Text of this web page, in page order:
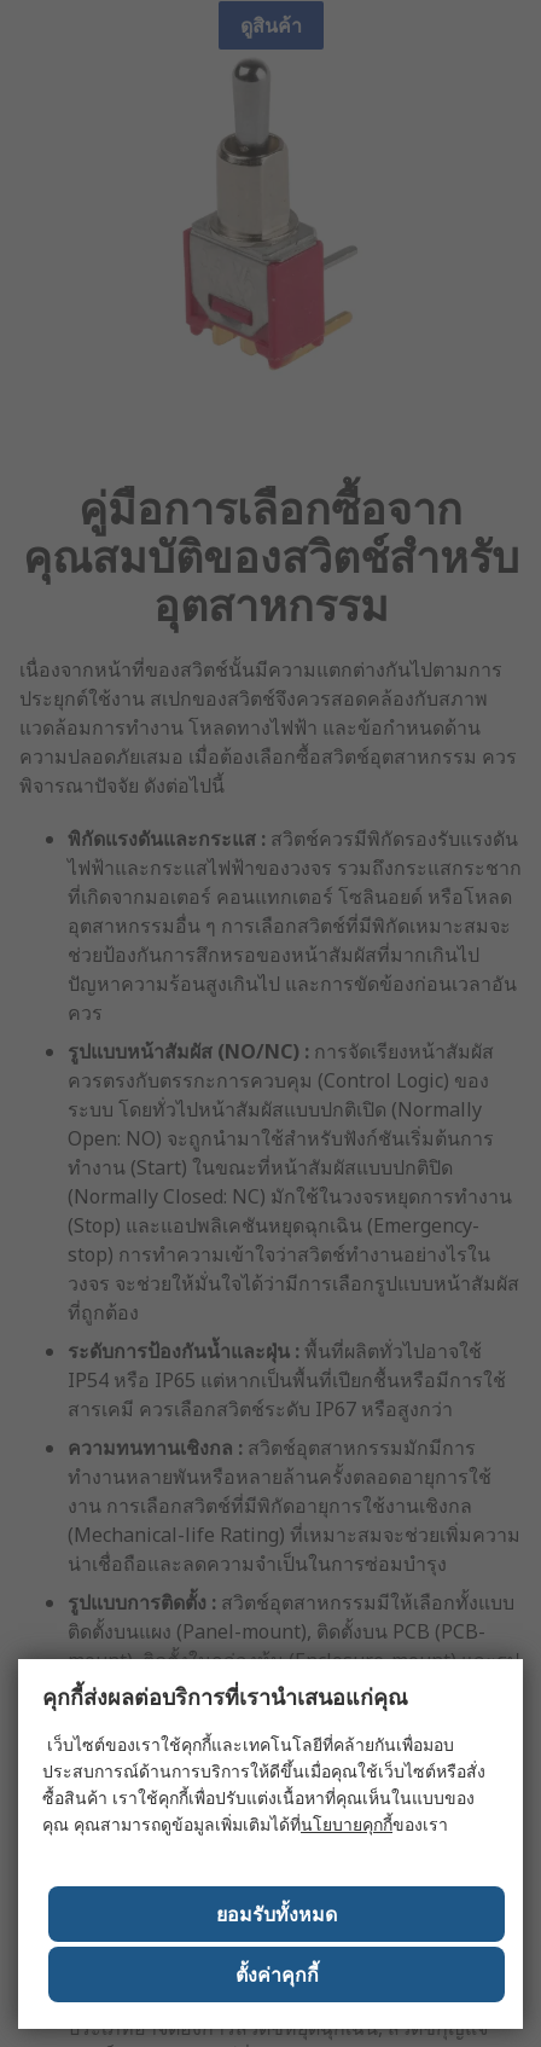
ดูสินค้า
คู่มือการเลือกซื้อจาก
คุณสมบัติของสวิตช์สำหรับ
อุตสาหกรรม
เนื่องจากหน้าที่ของสวิตช์นั้นมีความแตกต่างกันไปตามการ
ประยุกต์ใช้งาน สเปกของสวิตช์จึงควรสอดคล้องกับสภาพ
แวดล้อมการทำงาน โหลดทางไฟฟ้า และข้อกำหนดด้าน
ความปลอดภัยเสมอ เมื่อต้องเลือกซื้อสวิตช์อุตสาหกรรม ควร
พิจารณาปัจจัย ดังต่อไปนี้
พิกัดแรงดันและกระแส : สวิตช์ควรมีพิกัดรองรับแรงดัน
ไฟฟ้าและกระแสไฟฟ้าของวงจร รวมถึงกระแสกระชาก
ที่เกิดจากมอเตอร์ คอนแทกเตอร์ โซลินอยด์ หรือโหลด
อุตสาหกรรมอื่น ๆ การเลือกสวิตช์ที่มีพิกัดเหมาะสมจะ
ช่วยป้องกันการสึกหรอของหน้าสัมผัสที่มากเกินไป
ปัญหาความร้อนสูงเกินไป และการขัดข้องก่อนเวลาอัน
ควร
รูปแบบหน้าสัมผัส (NO/NC) : การจัดเรียงหน้าสัมผัส
ควรตรงกับตรรกะการควบคุม (Control Logic) ของ
ระบบ โดยทั่วไปหน้าสัมผัสแบบปกติเปิด (Normally
Open: NO) จะถูกนำมาใช้สำหรับฟังก์ชันเริ่มต้นการ
ทำงาน (Start) ในขณะที่หน้าสัมผัสแบบปกติปิด
(Normally Closed: NC) มักใช้ในวงจรหยุดการทำงาน
(Stop) และแอปพลิเคชันหยุดฉุกเฉิน (Emergency-
stop) การทำความเข้าใจว่าสวิตช์ทำงานอย่างไรใน
วงจร จะช่วยให้มั่นใจได้ว่ามีการเลือกรูปแบบหน้าสัมผัส
ที่ถูกต้อง
ระดับการป้องกันน้ำและฝุ่น : พื้นที่ผลิตทั่วไปอาจใช้
IP54 หรือ IP65 แต่หากเป็นพื้นที่เปียกชื้นหรือมีการใช้
สารเคมี ควรเลือกสวิตช์ระดับ IP67 หรือสูงกว่า
ความทนทานเชิงกล : สวิตช์อุตสาหกรรมมักมีการ
ทำงานหลายพันหรือหลายล้านครั้งตลอดอายุการใช้
งาน การเลือกสวิตช์ที่มีพิกัดอายุการใช้งานเชิงกล
(Mechanical-life Rating) ที่เหมาะสมจะช่วยเพิ่มความ
น่าเชื่อถือและลดความจำเป็นในการซ่อมบำรุง
รูปแบบการติดตั้ง : สวิตช์อุตสาหกรรมมีให้เลือกทั้งแบบ
ติดตั้งบนแผง (Panel-mount), ติดตั้งบน PCB (PCB-
mount), ติดตั้งในกล่องหุ้ม (Enclosure-mount) และรูป
แบบที่รองรับราง DIN การเลือกรูปแบบการติดตั้งที่ถูก
ต้องจะช่วยให้แน่ใจว่าสามารถเข้ากันได้กับการ
ออกแบบเครื่องจักรและแผงควบคุม
วิธีการสั่งการ :สวิตช์ปุ่มกดประเภทต่าง ๆ และสวิตช์
อุตสาหกรรมใช้วิธีการทำงานที่แตกต่างกัน รวมถึงปุ่ม
กด, แอคทูเอเตอร์แบบหมุน, สวิตช์สลับ, การทำงานด้วย
วิธีสั่งการที่เหมาะสมที่สุดจะสามารถช่วยปรับปรุงความ
สะดวกในการใช้งาน ประสิทธิภาพการผลิต และความ
ปลอดภัยของผู้ปฏิบัติงาน
ข้อกำหนดด้านความปลอดภัย :การประยุกต์ใช้งานบาง
ประเภทอาจต้องการสวิตช์หยุดฉุกเฉิน, สวิตช์กุญแจ
คุกกี้ส่งผลต่อบริการที่เรานำเสนอแก่คุณ
เว็บไซต์ของเราใช้คุกกี้และเทคโนโลยีที่คล้ายกันเพื่อมอบ
ประสบการณ์ด้านการบริการให้ดีขึ้นเมื่อคุณใช้เว็บไซต์หรือสั่ง
ซื้อสินค้า เราใช้คุกกี้เพื่อปรับแต่งเนื้อหาที่คุณเห็นในแบบของ
คุณ คุณสามารถดูข้อมูลเพิ่มเติมได้ที่นโยบายคุกกี้ของเรา
ยอมรับทั้งหมด
ตั้งค่าคุกกี้